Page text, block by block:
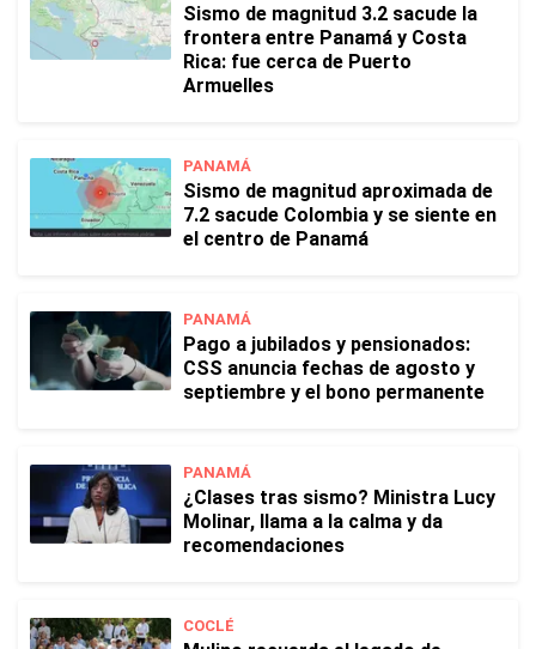
Sismo de magnitud 3.2 sacude la
frontera entre Panamá y Costa
Rica: fue cerca de Puerto
Armuelles
PANAMÁ
Sismo de magnitud aproximada de
7.2 sacude Colombia y se siente en
el centro de Panamá
PANAMÁ
Pago a jubilados y pensionados:
CSS anuncia fechas de agosto y
septiembre y el bono permanente
PANAMÁ
¿Clases tras sismo? Ministra Lucy
Molinar, llama a la calma y da
recomendaciones
COCLÉ